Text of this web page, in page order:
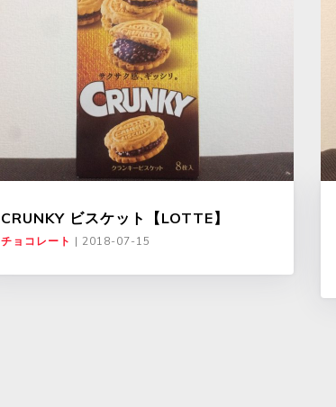
CRUNKY ビスケット【LOTTE】
チョコレート | 2018-07-15